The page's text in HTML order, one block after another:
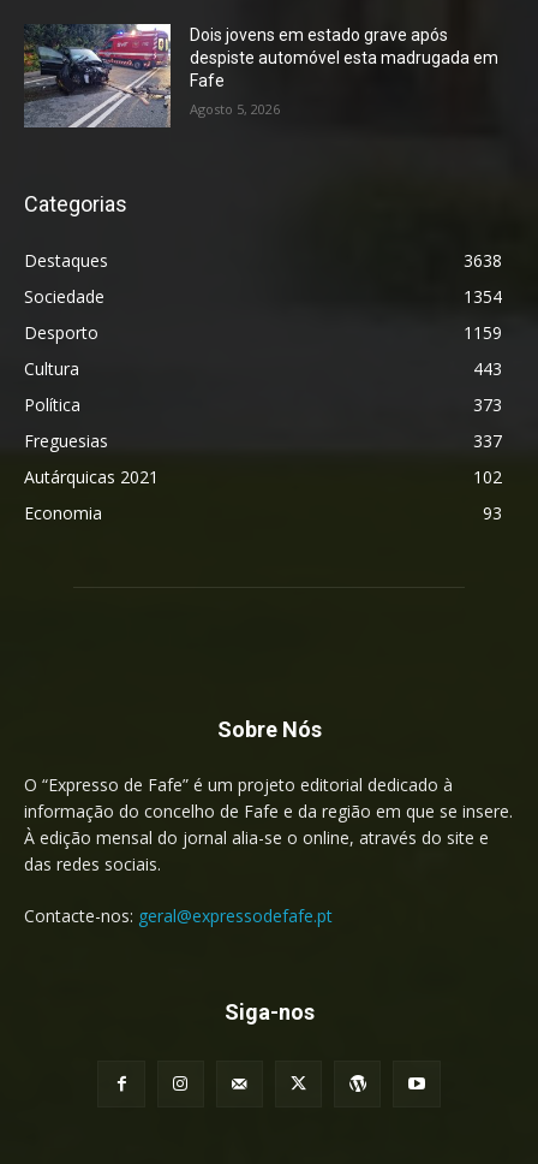
Dois jovens em estado grave após
despiste automóvel esta madrugada em
Fafe
Agosto 5, 2026
Categorias
Destaques
3638
Sociedade
1354
Desporto
1159
Cultura
443
Política
373
Freguesias
337
Autárquicas 2021
102
Economia
93
Sobre Nós
O “Expresso de Fafe” é um projeto editorial dedicado à
informação do concelho de Fafe e da região em que se insere.
À edição mensal do jornal alia-se o online, através do site e
das redes sociais.
Contacte-nos: geral@expressodefafe.pt
Siga-nos